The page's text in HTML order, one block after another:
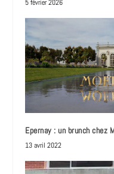
5 février 2026
Epernay : un brunch chez
13 avril 2022